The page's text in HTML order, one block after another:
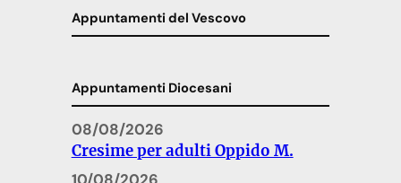
Appuntamenti del Vescovo
Appuntamenti Diocesani
08/08/2026
Cresime per adulti Oppido M.